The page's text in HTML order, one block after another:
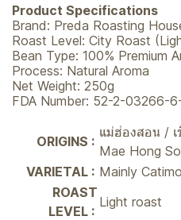
Product Specifications
Brand: Preda Roasting
Roast Level: City Roast
Bean Type: 100% Premium
Process: Natural Aroma
Net Weight: 250g
FDA Number: 52-2-03266-
ORIGINS :
แม่ฮ่องสอน / เ
Mae Hong
VARIETAL : Mainly
ROAST
LEVEL :
Light roast